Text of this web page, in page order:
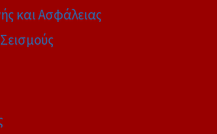
και Ασφάλειας